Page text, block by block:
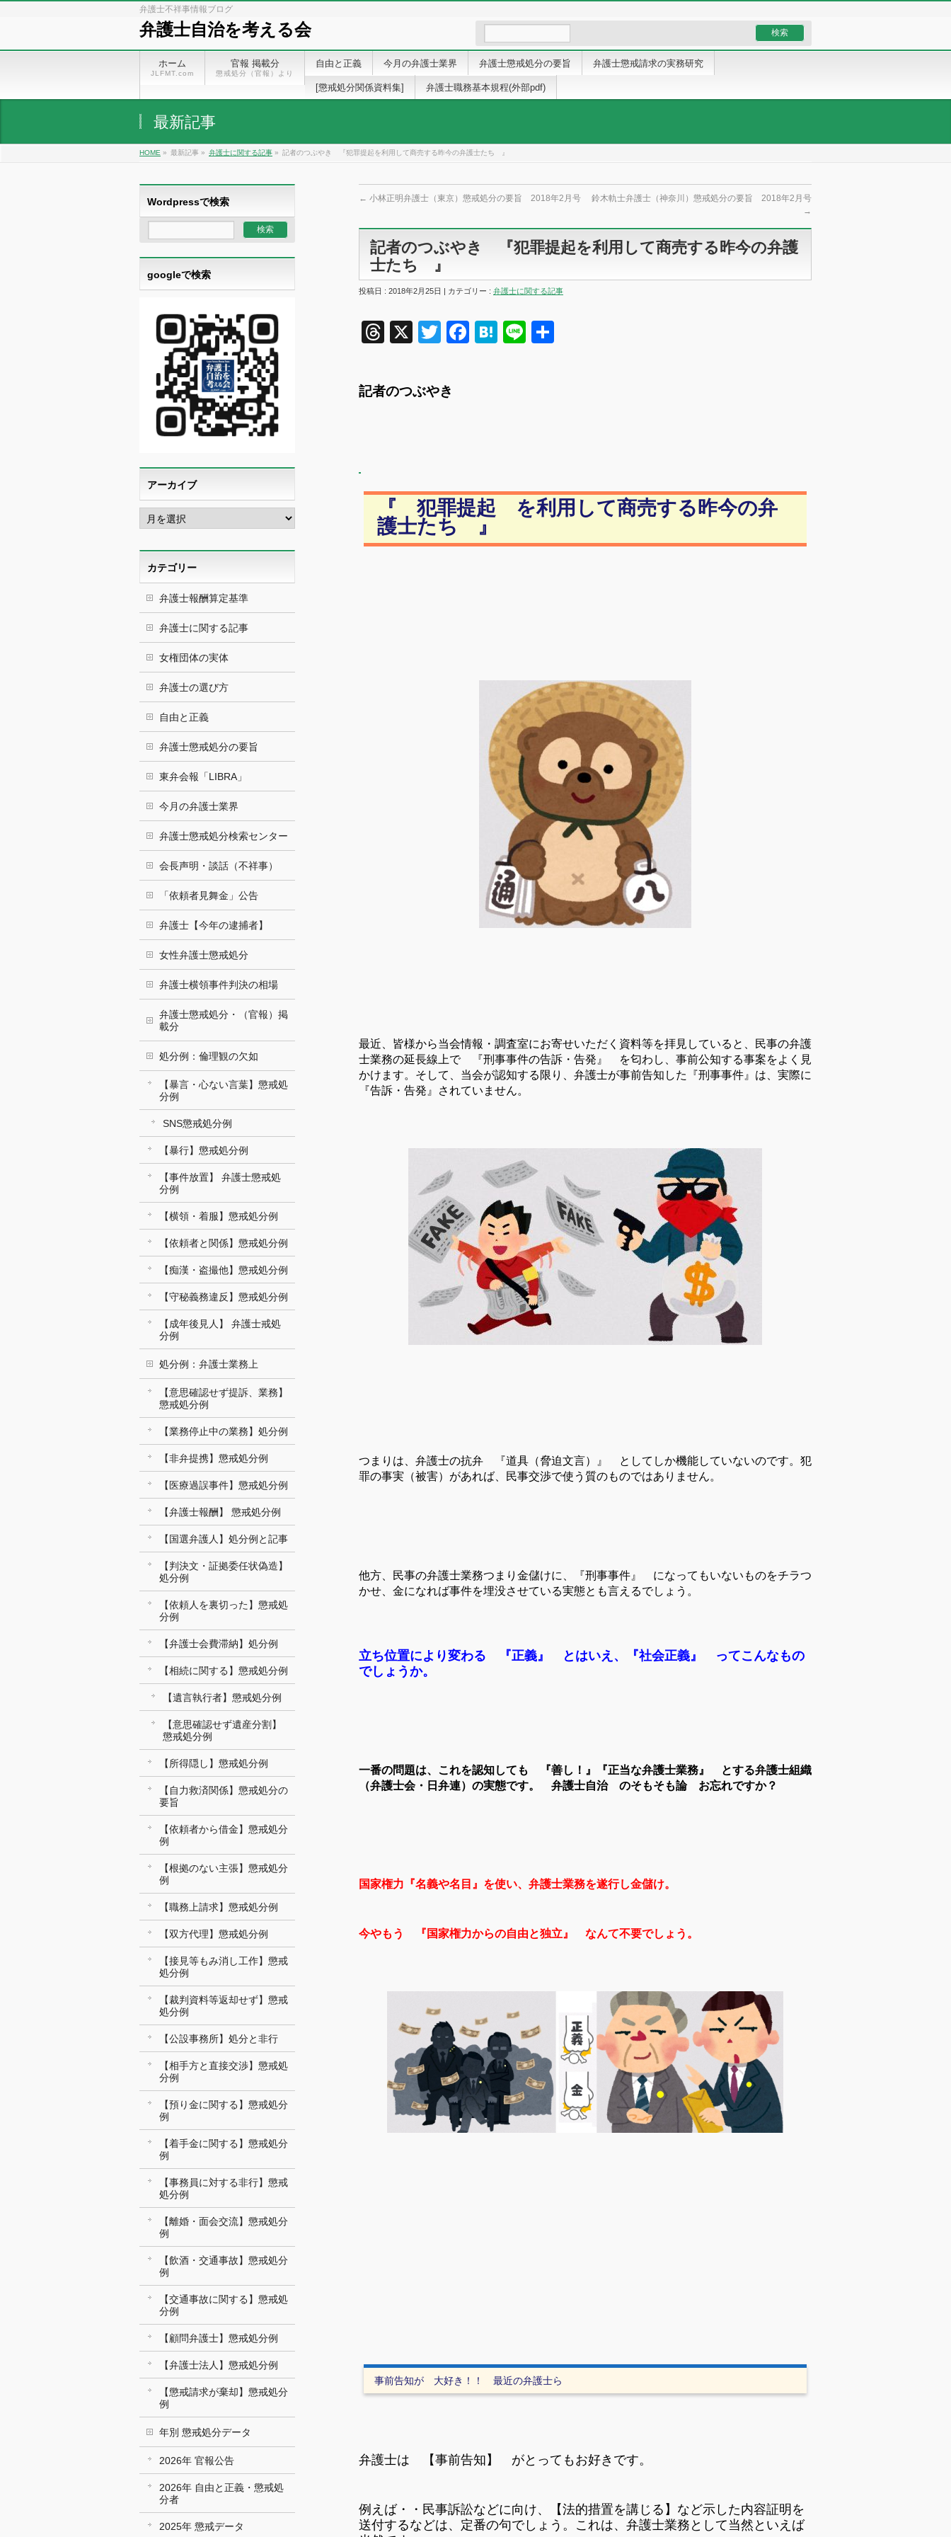
弁護士不祥事情報ブログ
弁護士自治を考える会
ホーム
JLFMT.com
官報 掲載分
懲戒処分（官報）より
自由と正義 今月の弁護士業界 弁護士懲戒処分の要旨 弁護士懲戒請求の実務研究
[懲戒処分関係資料集] 弁護士職務基本規程(外部pdf)
最新記事
HOME » 最新記事 » 弁護士に関する記事 » 記者のつぶやき 『犯罪提起を利用して商売する昨今の弁護士たち 』
← 小林正明弁護士（東京）懲戒処分の要旨 2018年2月号
鈴木軌士弁護士（神奈川）懲戒処分の要旨 2018年2月号
→
記者のつぶやき 『犯罪提起を利用して商売する昨今の弁護
士たち 』
投稿日 : 2018年2月25日 | カテゴリー : 弁護士に関する記事
Threads
X TwitterFacebook
Hatena
Line
記者のつぶやき
『 犯罪提起 を利用して商売する昨今の弁
護士たち 』
最近、皆様から当会情報・調査室にお寄せいただく資料等を拝見していると、民事の弁護
士業務の延長線上で 『刑事事件の告訴・告発』 を匂わし、事前公知する事案をよく見
かけます。そして、当会が認知する限り、弁護士が事前告知した『刑事事件』は、実際に
『告訴・告発』されていません。
つまりは、弁護士の抗弁 『道具（脅迫文言）』 としてしか機能していないのです。 犯
罪の事実（被害）があれば、民事交渉で使う質のものではありません。
他方、民事の弁護士業務つまり金儲けに、『刑事事件』 になってもいないものをチラつ
かせ、金になれば事件を埋没させている実態とも言えるでしょう。
立ち位置により変わる 『正義』 とはいえ、『社会正義』 ってこんなもの
でしょうか。
一番の問題は、これを認知しても 『善し！』『正当な弁護士業務』 とする弁護士組織
（弁護士会・日弁連）の実態です。 弁護士自治 のそもそも論 お忘れですか？
国家権力『名義や名目』を使い、弁護士業務を遂行し金儲け。
今やもう 『国家権力からの自由と独立』 なんて不要でしょう。
事前告知が 大好き！！ 最近の弁護士ら
弁護士は 【事前告知】 がとってもお好きです。
例えば・・民事訴訟などに向け、【法的措置を講じる】など示した内容証明を
送付するなどは、定番の句でしょう。これは、弁護士業務として当然といえば
Wordpressで検索
googleで検索
アーカイブ
ア
ー
イ
ブカテゴリー
弁護士報酬算定基準
弁護士に関する記事
女権団体の実体
弁護士の選び方
自由と正義
弁護士懲戒処分の要旨
東弁会報「LIBRA」
今月の弁護士業界
弁護士懲戒処分検索センター
会長声明・談話（不祥事）
「依頼者見舞金」公告
弁護士【今年の逮捕者】
女性弁護士懲戒処分
弁護士横領事件判決の相場
弁護士懲戒処分・（官報）掲
載分
処分例：倫理観の欠如
【暴言・心ない言葉】懲戒処
分例
SNS懲戒処分例
【暴行】懲戒処分例
【事件放置】 弁護士懲戒処
分例
【横領・着服】懲戒処分例
【依頼者と関係】懲戒処分例
【痴漢・盗撮他】懲戒処分例
【守秘義務違反】懲戒処分例
【成年後見人】 弁護士戒処
分例
処分例：弁護士業務上
【意思確認せず提訴、業務】
懲戒処分例
【業務停止中の業務】処分例
【非弁提携】懲戒処分例
【医療過誤事件】懲戒処分例
【弁護士報酬】 懲戒処分例
【国選弁護人】処分例と記事
【判決文・証拠委任状偽造】
処分例
【依頼人を裏切った】懲戒処
分例
【弁護士会費滞納】処分例
【相続に関する】懲戒処分例
【遺言執行者】懲戒処分例
【意思確認せず遺産分割】
懲戒処分例
【所得隠し】懲戒処分例
【自力救済関係】懲戒処分の
要旨
【依頼者から借金】懲戒処分
例
【根拠のない主張】懲戒処分
例
【職務上請求】懲戒処分例
【双方代理】懲戒処分例
【接見等もみ消し工作】懲戒
処分例
【裁判資料等返却せず】懲戒
処分例
【公設事務所】処分と非行
【相手方と直接交渉】懲戒処
分例
【預り金に関する】懲戒処分
例
【着手金に関する】懲戒処分
例
【事務員に対する非行】懲戒
処分例
【離婚・面会交流】懲戒処分
例
【飲酒・交通事故】懲戒処分
例
【交通事故に関する】懲戒処
分例
【顧問弁護士】懲戒処分例
【弁護士法人】懲戒処分例
【懲戒請求が棄却】懲戒処分
例
年別 懲戒処分データ
2026年 官報公告
2026年 自由と正義・懲戒処
分者
2025年 懲戒データ